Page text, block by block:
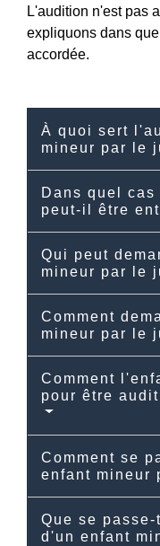
L'audition n'est pas
expliquons dans
accordée.
À quoi sert
mineur par le
Dans quel
peut-il être
Qui peut
mineur par le
Comment
mineur par le
Comment
pour être
Comment se
enfant mineur
Que se
d'un enfant